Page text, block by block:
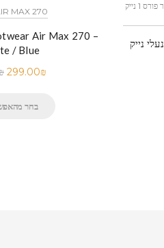
MAX 270
/ Blue
299.00₪
בחר
כל הדגמים אייר פורס 1 נייק NIKE AIR FORCE 1 החל מ